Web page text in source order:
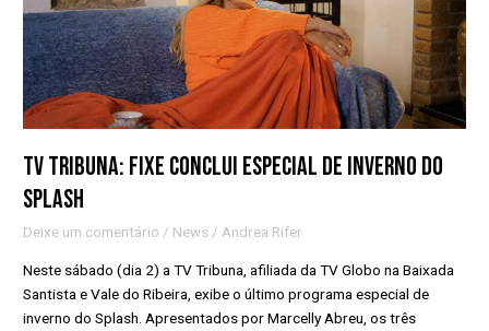
TV Tribuna: Fixe conclui especial de inverno do
Splash
Deixe um comentário / News /Andrea Rifer
Neste sábado (dia 2) a TV Tribuna, afiliada da TV Globo na Baixada
Santista e Vale do Ribeira, exibe o último programa especial de
inverno do Splash. Apresentados por Marcelly Abreu, os três
de
inverno
do
Splash